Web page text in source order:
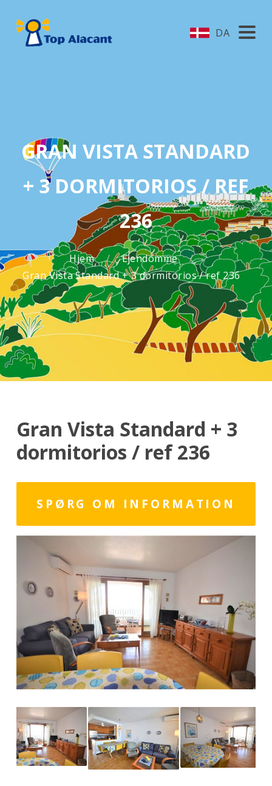
DA
GRAN VISTA STANDARD
+ 3 DORMITORIOS / REF
236
Hjem
Ejendomme
Gran Vista Standard + 3 dormitorios / ref 236
Gran Vista Standard + 3
dormitorios / ref 236
SPØRG OM INFORMATION